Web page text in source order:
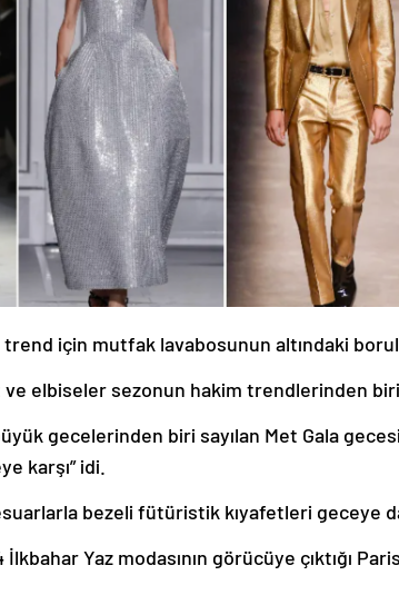
trend için mutfak lavabosunun altındaki
ve elbiseler sezonun hakim trendlerinden
gecelerinden biri sayılan Met Gala
karşı” idi.
bezeli fütüristik kıyafetleri geceye
Yaz modasının görücüye çıktığı